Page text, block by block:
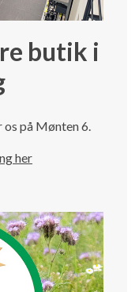
butik i
på Mønten 6.
her